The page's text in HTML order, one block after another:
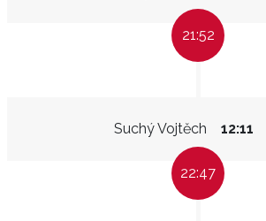
21:52
Suchý Vojtěch 12:11
22:47